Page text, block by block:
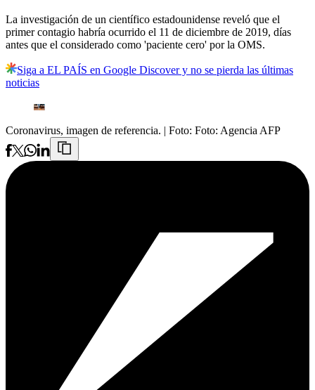
La investigación de un científico estadounidense reveló que el
primer contagio habría ocurrido el 11 de diciembre de 2019, días
antes que el considerado como 'paciente cero' por la OMS.
Siga a EL PAÍS en Google Discover y no se pierda las últimas
noticias
Coronavirus, imagen de referencia. | Foto: Foto: Agencia AFP